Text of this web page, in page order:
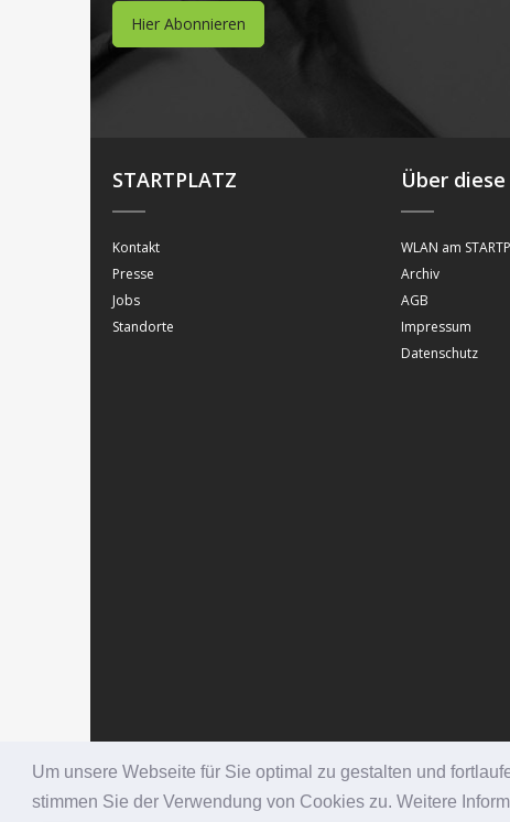
Um unsere Webseite für Sie optimal zu gestalten und
stimmen Sie der Verwendung von Cookies zu. Weitere
Hier Abonnieren
STARTPLATZ
Kontakt
Presse
Jobs
Standorte
Über
WLAN am
Archiv
AGB
Impressum
Datenschutz